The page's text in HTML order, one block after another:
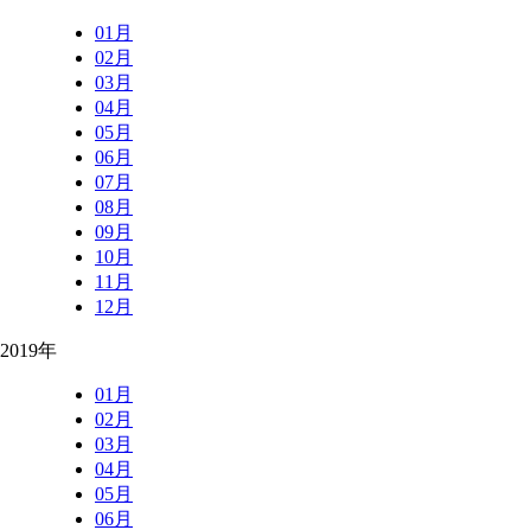
01月
02月
03月
04月
05月
06月
07月
08月
09月
10月
11月
12月
2019年
01月
02月
03月
04月
05月
06月